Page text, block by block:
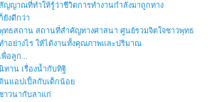
ญญาณที่ทำให้รู้ว่าชีวิตการทำงานกำลังมาถูกทาง
ยังดีกว่า
ทธสถาน สถานที่สำคัญทางศาสนา ศูนย์รวมจิตใจชาวพุทธ
ำอย่างไร ให้ได้งานทั้งคุณภาพและปริมาณ
พื่อลูก...
ทาน เรื่องน้ำกับทิฐิ
นแอปเปิ้ลกับเด็กน้อย
าวนากับลาแก่